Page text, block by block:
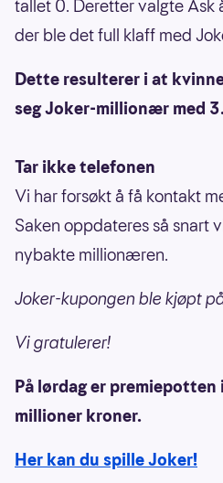
tallet 0. Deretter valgte Ask
der ble det full klaff med
Dette resulterer i at
seg Joker-millionær med
Tar ikke telefonen
Vi har forsøkt å få kontakt
Saken oppdateres så snart
nybakte millionæren.
Joker-kupongen ble kjøpt
Vi gratulerer!
På lørdag er premiepotten
millioner kroner.
Her kan du spille Joker!